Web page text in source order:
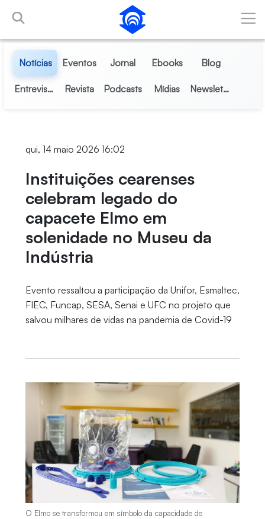
Pular para o Conteúdo principal
Notícias Eventos Jornal Ebooks Blog
Entrevistas Revista Podcasts Mídias Newsletter
qui, 14 maio 2026 16:02
Instituições cearenses
celebram legado do
capacete Elmo em
solenidade no Museu da
Indústria
Evento ressaltou a participação da Unifor, Esmaltec,
FIEC, Funcap, SESA, Senai e UFC no projeto que
salvou milhares de vidas na pandemia de Covid-19
O Elmo se transformou em símbolo da capacidade de